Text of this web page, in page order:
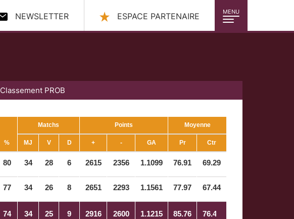
MENU
NEWSLETTER ESPACE PARTENAIRE
Classement PROB
%
Matchs Points Moyenne
MJ V D + - GA Pr Ctr
80 34 28 6 2615 2356 1.1099 76.91 69.29
77 34 26 8 2651 2293 1.1561 77.97 67.44
74 34 25 9 2916 2600 1.1215 85.76 76.47